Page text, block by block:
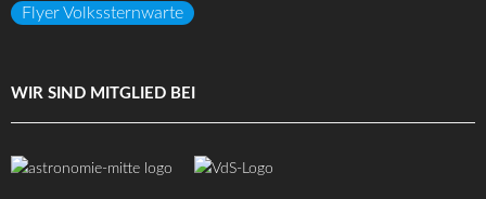
Flyer Volkssternwarte
WIR SIND MITGLIED BEI